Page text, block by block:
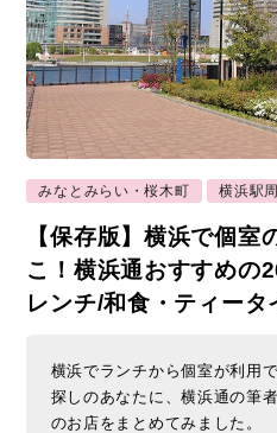
みなとみらい・桜木町 横浜駅
【保存版】横浜で個室
こ！横浜通おすすめの
レンチ/和食・ティータ
横浜でランチから個室が利用
探しのあなたに、横浜通の筆
のお店をまとめてみました。